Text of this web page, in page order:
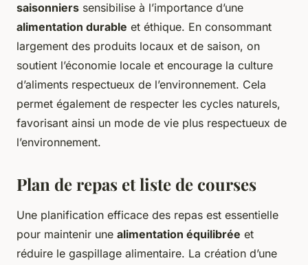
saisonniers sensibilise à l’importance d’une
alimentation durable et éthique. En consommant
largement des produits locaux et de saison, on
soutient l’économie locale et encourage la culture
d’aliments respectueux de l’environnement. Cela
permet également de respecter les cycles naturels,
favorisant ainsi un mode de vie plus respectueux de
l’environnement.
Plan de repas et liste de courses
Une planification efficace des repas est essentielle
pour maintenir une alimentation équilibrée et
réduire le gaspillage alimentaire. La création d’une